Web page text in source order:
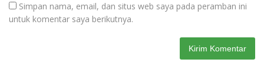
Simpan nama, email, dan situs web saya pada peramban ini
untuk komentar saya berikutnya.